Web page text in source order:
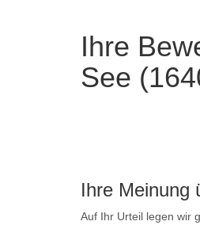
Ihre
See
Ihre Meinung
Auf Ihr Urteil legen wir